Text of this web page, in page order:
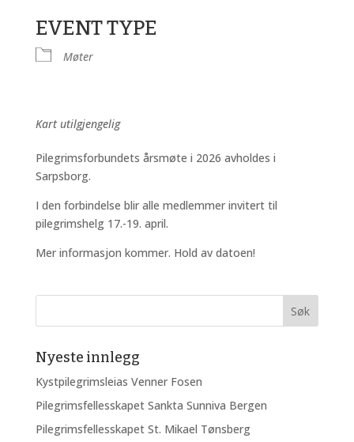
EVENT TYPE
Møter
Kart utilgjengelig
Pilegrimsforbundets årsmøte i 2026 avholdes i
Sarpsborg.
I den forbindelse blir alle medlemmer invitert til
pilegrimshelg 17.-19. april.
Mer informasjon kommer. Hold av datoen!
Nyeste innlegg
Kystpilegrimsleias Venner Fosen
Pilegrimsfellesskapet Sankta Sunniva Bergen
Pilegrimsfellesskapet St. Mikael Tønsberg